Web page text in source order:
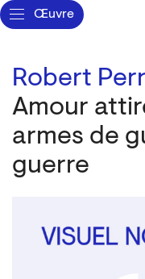
Œuvre
Robert
Amour
armes de
guerre